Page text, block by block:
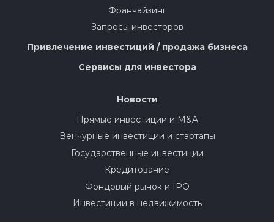
Франчайзинг
Запросы инвесторов
Привлечение инвестиций / продажа бизнеса
Сервисы для инвестора
Новости
Прямые инвестиции и M&A
Венчурные инвестиции и стартапы
Государственные инвестиции
Кредитование
Фондовый рынок и IPO
Инвестиции в недвижимость